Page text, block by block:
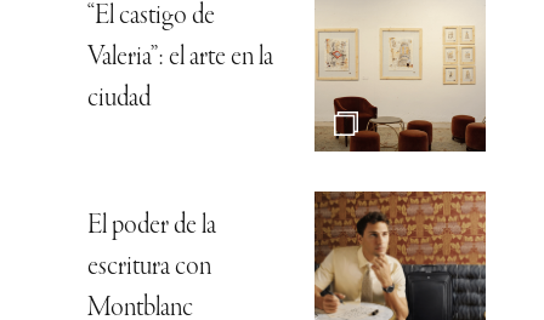
“El castigo de
Valeria”: el arte en la
ciudad
El poder de la
escritura con
Montblanc